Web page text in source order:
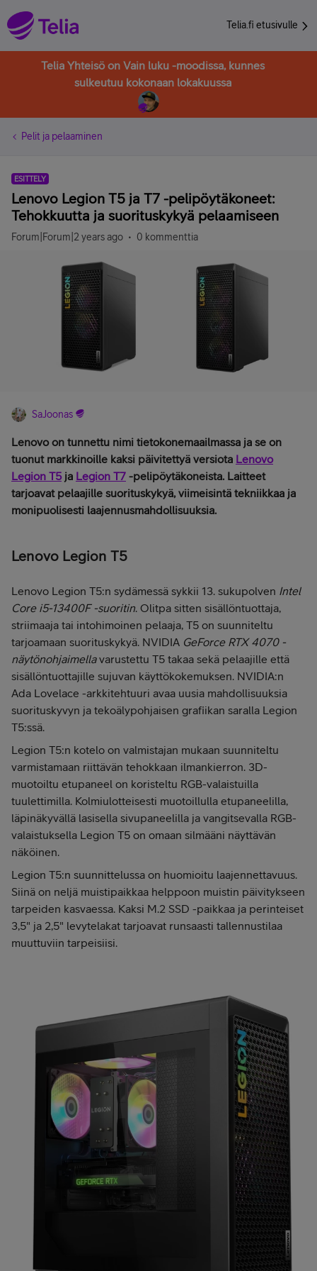
Telia.fi etusivulle
Telia Yhteisö on Vain luku -moodissa, kunnes
sulkeutuu kokonaan lokakuussa
Pelit ja pelaaminen
ESITTELY
Lenovo Legion T5 ja T7 -pelipöytäkoneet:
Tehokkuutta ja suorituskykyä pelaamiseen
Forum|Forum|2 years ago 0 kommenttia
SaJoonas
Lenovo on tunnettu nimi tietokonemaailmassa ja se on
tuonut markkinoille kaksi päivitettyä versiota Lenovo
Legion T5ja Legion T7 -pelipöytäkoneista. Laitteet
tarjoavat pelaajille suorituskykyä, viimeisintä tekniikkaa ja
monipuolisesti laajennusmahdollisuuksia.
Lenovo Legion T5
Lenovo Legion T5:n sydämessä sykkii 13. sukupolven Intel
Core i5-13400F -suoritin. Olitpa sitten sisällöntuottaja,
striimaaja tai intohimoinen pelaaja, T5 on suunniteltu
tarjoamaan suorituskykyä. NVIDIA GeForce RTX 4070 -
näytönohjaimellavarustettu T5 takaa sekä pelaajille että
sisällöntuottajille sujuvan käyttökokemuksen. NVIDIA:n
Ada Lovelace -arkkitehtuuri avaa uusia mahdollisuuksia
suorituskyvyn ja tekoälypohjaisen grafiikan saralla Legion
T5:ssä.
Legion T5:n kotelo on valmistajan mukaan suunniteltu
varmistamaan riittävän tehokkaan ilmankierron. 3D-
muotoiltu etupaneel on koristeltu RGB-valaistuilla
tuulettimilla. Kolmiulotteisesti muotoillulla etupaneelilla,
läpinäkyvällä lasisella sivupaneelilla ja vangitsevalla RGB-
valaistuksella Legion T5 on omaan silmääni näyttävän
näköinen.
Legion T5:n suunnittelussa on huomioitu laajennettavuus.
Siinä on neljä muistipaikkaa helppoon muistin päivitykseen
tarpeiden kasvaessa. Kaksi M.2 SSD -paikkaa ja perinteiset
3,5" ja 2,5" levytelakat tarjoavat runsaasti tallennustilaa
muuttuviin tarpeisiisi.